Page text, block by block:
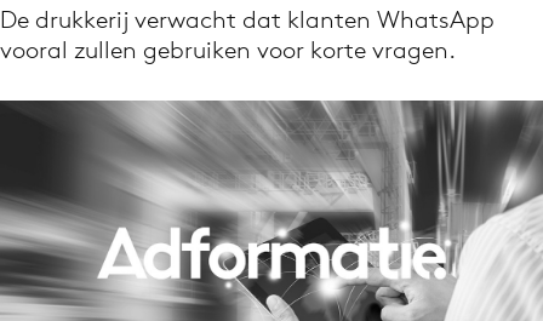
Volg het laatste nieuws via de Adformatie
Nieuws app
Menu
Home
De drukkerij verwacht dat klanten WhatsApp
vooral zullen gebruiken voor korte vragen.